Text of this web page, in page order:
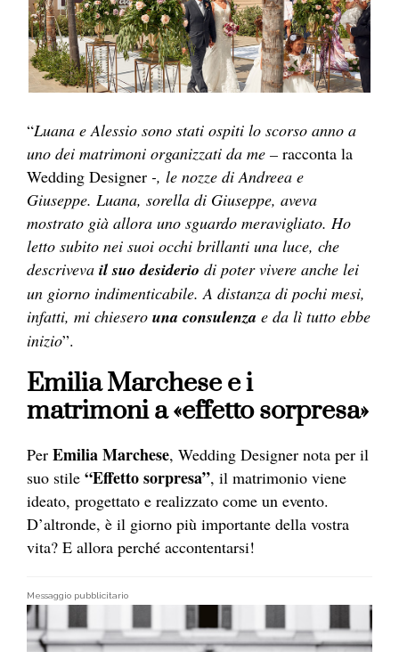
“Luana e Alessio sono stati ospiti lo scorso anno a
uno dei matrimoni organizzati da me – racconta la
Wedding Designer -, le nozze di Andreea e
Giuseppe. Luana, sorella di Giuseppe, aveva
mostrato già allora uno sguardo meravigliato. Ho
letto subito nei suoi occhi brillanti una luce, che
descriveva il suo desiderio di poter vivere anche lei
un giorno indimenticabile. A distanza di pochi mesi,
infatti, mi chiesero una consulenza e da lì tutto ebbe
inizio”.
Emilia Marchese e i
matrimoni a «effetto sorpresa»
Per Emilia Marchese, Wedding Designer nota per il
suo stile “Effetto sorpresa”, il matrimonio viene
ideato, progettato e realizzato come un evento.
D’altronde, è il giorno più importante della vostra
vita? E allora perché accontentarsi!
Messaggio pubblicitario